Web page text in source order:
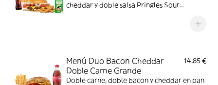
cheddar y doble salsa Pringles Sour
Menú Duo Bacon Cheddar
Doble Carne Grande
14,85 €
Doble carne, doble bacon y cheddar en pan